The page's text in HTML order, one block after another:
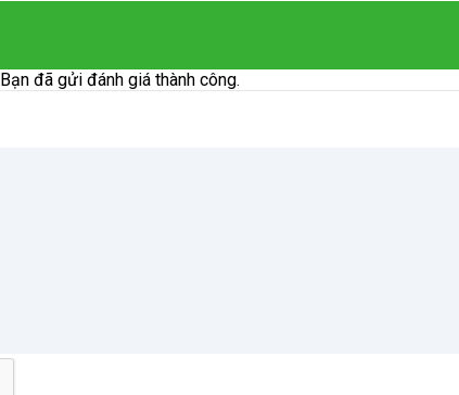
Bạn đã gửi đánh giá thành công.